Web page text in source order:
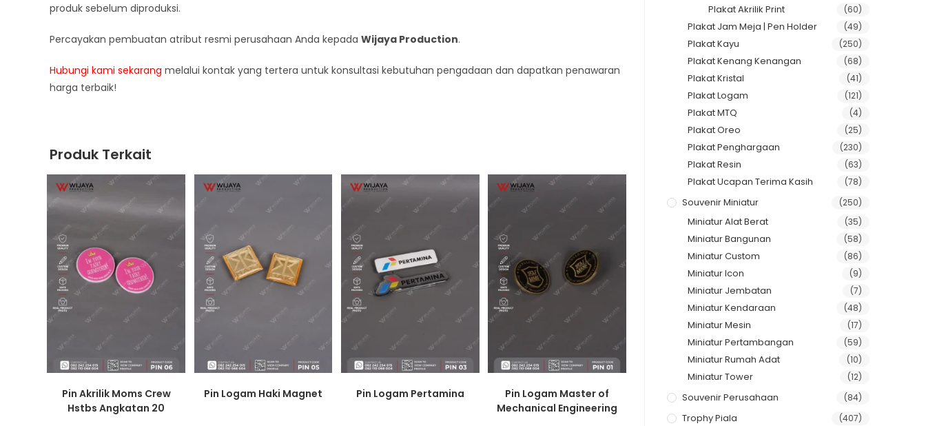
produk sebelum diproduksi.
Percayakan pembuatan atribut resmi perusahaan Anda kepada Wijaya Production.
Hubungi kami sekarang melalui kontak yang tertera untuk konsultasi kebutuhan pengadaan dan dapatkan penawaran
harga terbaik!
Produk Terkait
Pin Akrilik Moms Crew
Hstbs Angkatan 20
Pin Logam Haki Magnet Pin Logam Pertamina
Pin Logam Master of
Mechanical Engineering
Plakat Akrilik Print (60)
Plakat Jam Meja | Pen Holder (49)
Plakat Kayu (250)
Plakat Kenang Kenangan (68)
Plakat Kristal (41)
Plakat Logam (121)
Plakat MTQ (4)
Plakat Oreo (25)
Plakat Penghargaan (230)
Plakat Resin (63)
Plakat Ucapan Terima Kasih (78)
Souvenir Miniatur (250)
Miniatur Alat Berat (35)
Miniatur Bangunan (58)
Miniatur Custom (86)
Miniatur Icon (9)
Miniatur Jembatan (7)
Miniatur Kendaraan (48)
Miniatur Mesin (17)
Miniatur Pertambangan (59)
Miniatur Rumah Adat (10)
Miniatur Tower (12)
Souvenir Perusahaan (84)
Trophy Piala (407)